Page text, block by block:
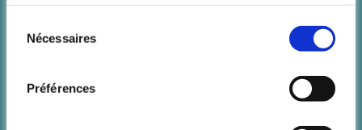
Nécessaires
Préférences
Bootcamp